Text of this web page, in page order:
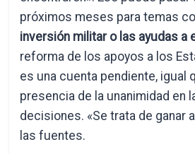
próximos meses para temas
inversión militar o las ayudas a
reforma de los apoyos a los
es una cuenta pendiente, igual
presencia de la unanimidad en
decisiones. «Se trata de ganar
las fuentes.